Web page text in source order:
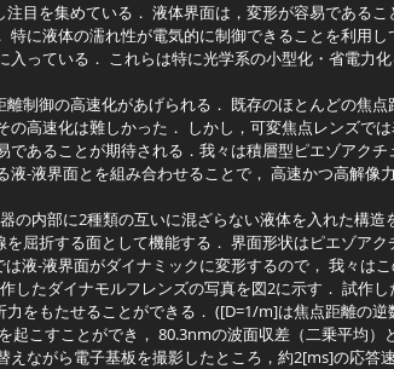
目を集めている． 液体界面は，変形が容易である
に液体の濡れ性が電気的に制御できることを利用
っている． これらは特に光学系の小型化・省電力
制御の高速化があげられる． 既存のほとんどの焦
高速化は難しかった． しかし，可変焦点レンズで
あることが期待される．我々は積層型ピエゾアク
-液界面とを組み合わせることで， 高速かつ高解像
内部に2種類の互いに混ざらない液体を入れた構造
屈折する面として機能する． 界面形状はピエゾア
液-液界面がダイナミックに変形するので， 我々は
したダイナモルフレンズの写真を図2に示す． 試作
をもたせることができる． ([D=1/m]は焦点距離の
起こすことができ， 80.3nmの波面収差（二乗平均
ながら電子基板を撮影したところ，約2[ms]の応答